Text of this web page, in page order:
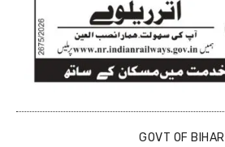
GOVT OF BIHAR